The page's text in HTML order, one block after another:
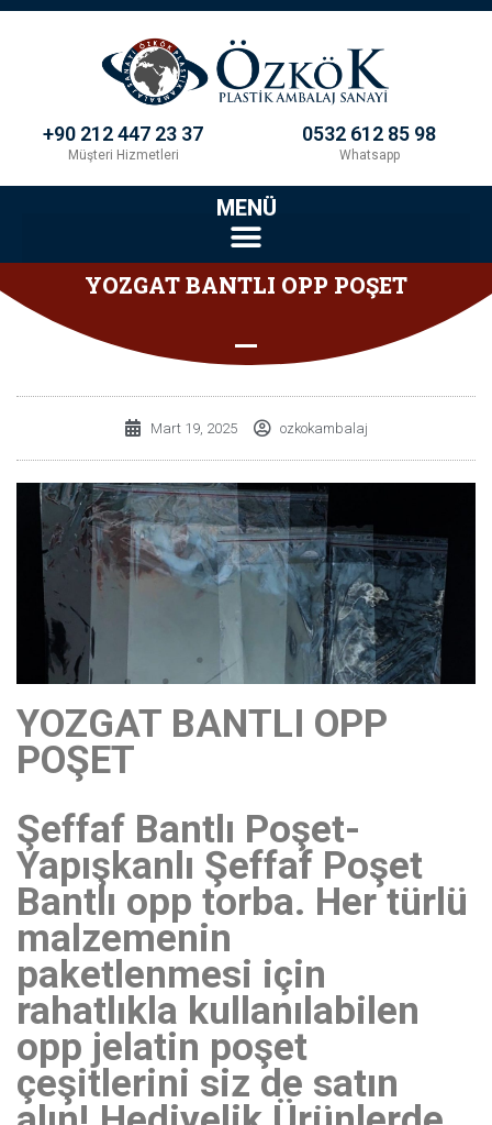
+90 212 447 23 37
Müşteri Hizmetleri
0532 612 85 98
Whatsapp
MENÜ
YOZGAT BANTLI OPP POŞET
Mart 19, 2025 ozkokambalaj
YOZGAT BANTLI OPP
POŞET
Şeffaf Bantlı Poşet-
Yapışkanlı Şeffaf Poşet
Bantlı opp torba. Her türlü
malzemenin
paketlenmesi için
rahatlıkla kullanılabilen
opp jelatin poşet
çeşitlerini siz de satın